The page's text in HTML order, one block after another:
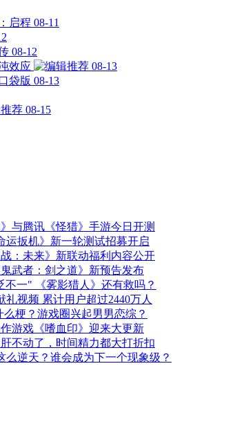
启程 08-11
08-12
效应
08-13
袋版 08-13
08-15
与腾讯《怪猎》手游今日开测
运扳机》新一轮测试招募开启
：未来》新联动福利内容公开
武者：剑之道》新预告发布
一" 《雾影猎人》还有救吗？
礼视频 累计用户超过2440万人
梗？游戏圈兴起男男恋综？
游戏《嗜血印》迎来大更新
不动了，时间精力都大打折扣
么逆天？谁会成为下一个现象级？